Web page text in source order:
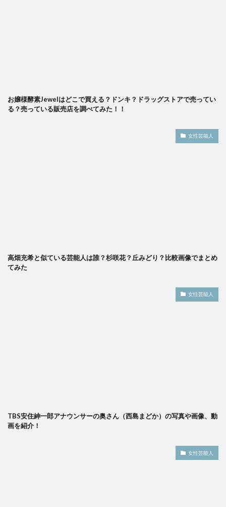
お嬢様酵素Jewelはどこで買える？ドンキ？ドラッグストアで売ってい
る？売っている販売店を調べてみた！！
女性芸能人
高畑充希と似ている芸能人は誰？杉咲花？丘みどり？比較画像でまとめ
てみた
女性芸能人
TBS安住紳一郎アナウンサーの奥さん（西島まどか）の写真や画像、動
画を紹介！
女性芸能人